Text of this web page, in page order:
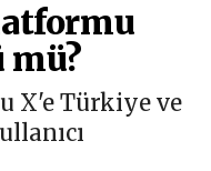
X'e Türkiye ve